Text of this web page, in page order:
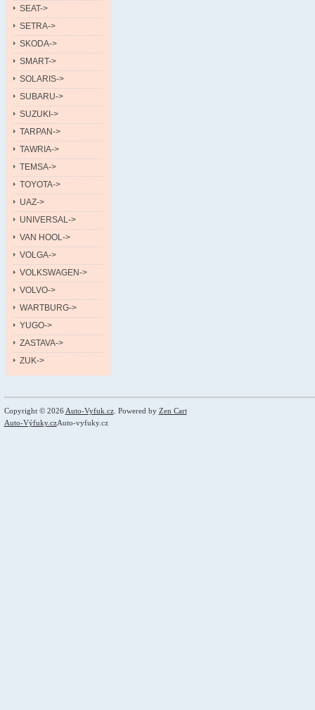
SEAT->
SETRA->
SKODA->
SMART->
SOLARIS->
SUBARU->
SUZUKI->
TARPAN->
TAWRIA->
TEMSA->
TOYOTA->
UAZ->
UNIVERSAL->
VAN HOOL->
VOLGA->
VOLKSWAGEN->
VOLVO->
WARTBURG->
YUGO->
ZASTAVA->
ZUK->
Copyright © 2026 Auto-Vyfuk.cz. Powered by Zen Cart
Auto-Výfuky.czAuto-vyfuky.cz